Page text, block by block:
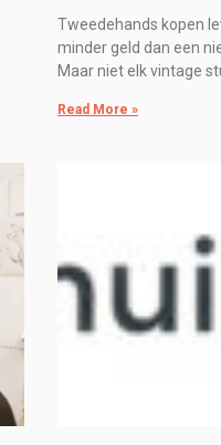
Tweedehands kopen
minder geld dan een
Maar niet elk vintage
Read More »